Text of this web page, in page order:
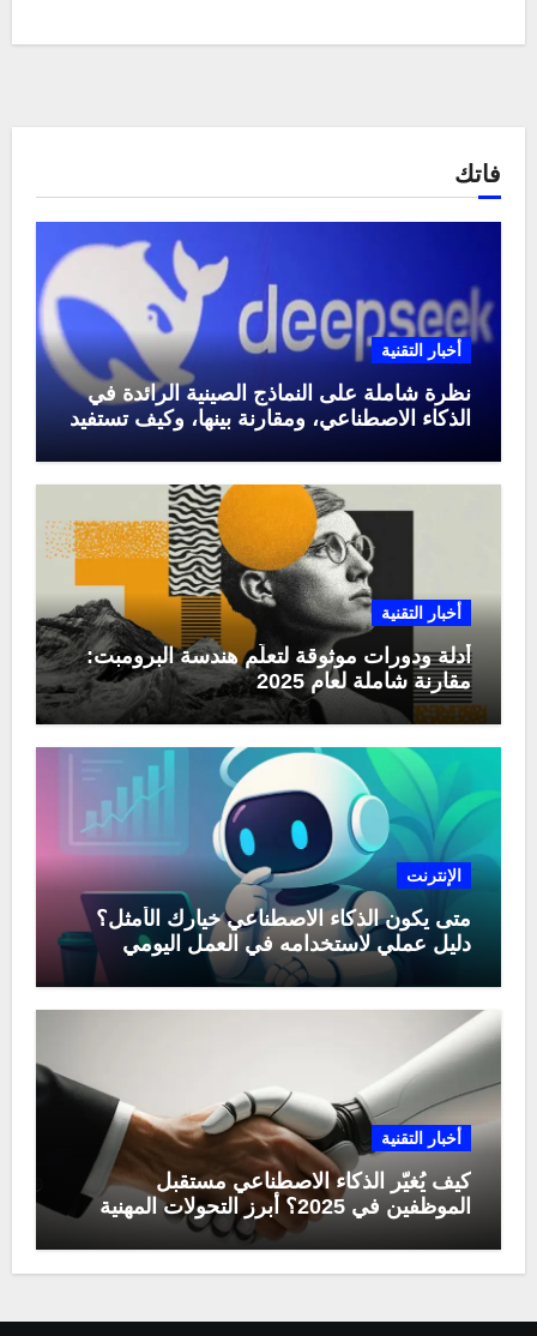
فاتك
أخبار التقنية
نظرة شاملة على النماذج الصينية الرائدة في
الذكاء الاصطناعي، ومقارنة بينها، وكيف تستفيد
أخبار التقنية
أدلة ودورات موثوقة لتعلّم هندسة البرومبت:
مقارنة شاملة لعام 2025
الإنترنت
متى يكون الذكاء الاصطناعي خيارك الأمثل؟
دليل عملي لاستخدامه في العمل اليومي
أخبار التقنية
كيف يُغيّر الذكاء الاصطناعي مستقبل
الموظفين في 2025؟ أبرز التحولات المهنية